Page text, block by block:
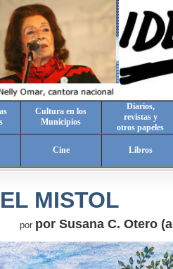
Cultura en los
Municipios
Diarios,
revistas y
otros papeles
Cine Libros
MISTOL
por por Susana C. Otero